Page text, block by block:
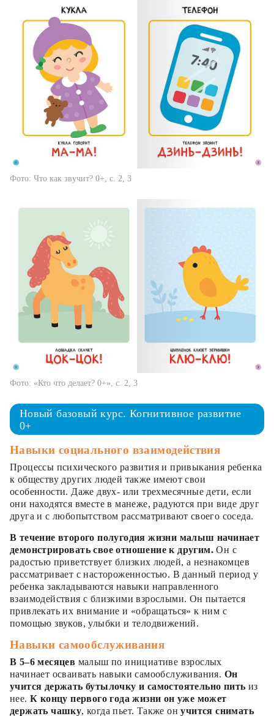
Фото: Что как звучит? 0+, с. 2, 3
Фото: «Кто что делает? 0+», с. 2, 3
Новый базовый курс. Когнитивное развитие
0+
Навыки социального взаимодействия
Процессы психического развития и привыкания ребенка
к обществу других людей также имеют свои
особенности. Даже двух- или трехмесячные дети, если
они находятся вместе в манеже, радуются при виде друг
друга и с любопытством рассматривают своего соседа.
В течение второго полугодия жизни малыш начинает
демонстрировать свое отношение к другим. Он с
радостью приветствует близких людей, а незнакомцев
рассматривает с настороженностью. В данный период у
ребенка закладываются навыки направленного
взаимодействия с близкими взрослыми. Он пытается
привлекать их внимание и «обращаться» к ним с
помощью звуков, улыбки и телодвижений.
Навыки самообслуживания
В 5–6 месяцев малыш по инициативе взрослых
начинает осваивать навыки самообслуживания. Он
учится держать бутылочку и самостоятельно пить из
нее. К концу первого года жизни он уже может
держать чашку, когда пьет. Также онучится снимать